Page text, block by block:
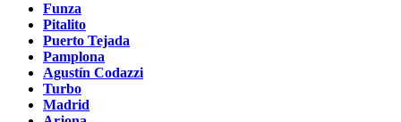
Funza
Pitalito
Puerto Tejada
Pamplona
Agustín Codazzi
Turbo
Madrid